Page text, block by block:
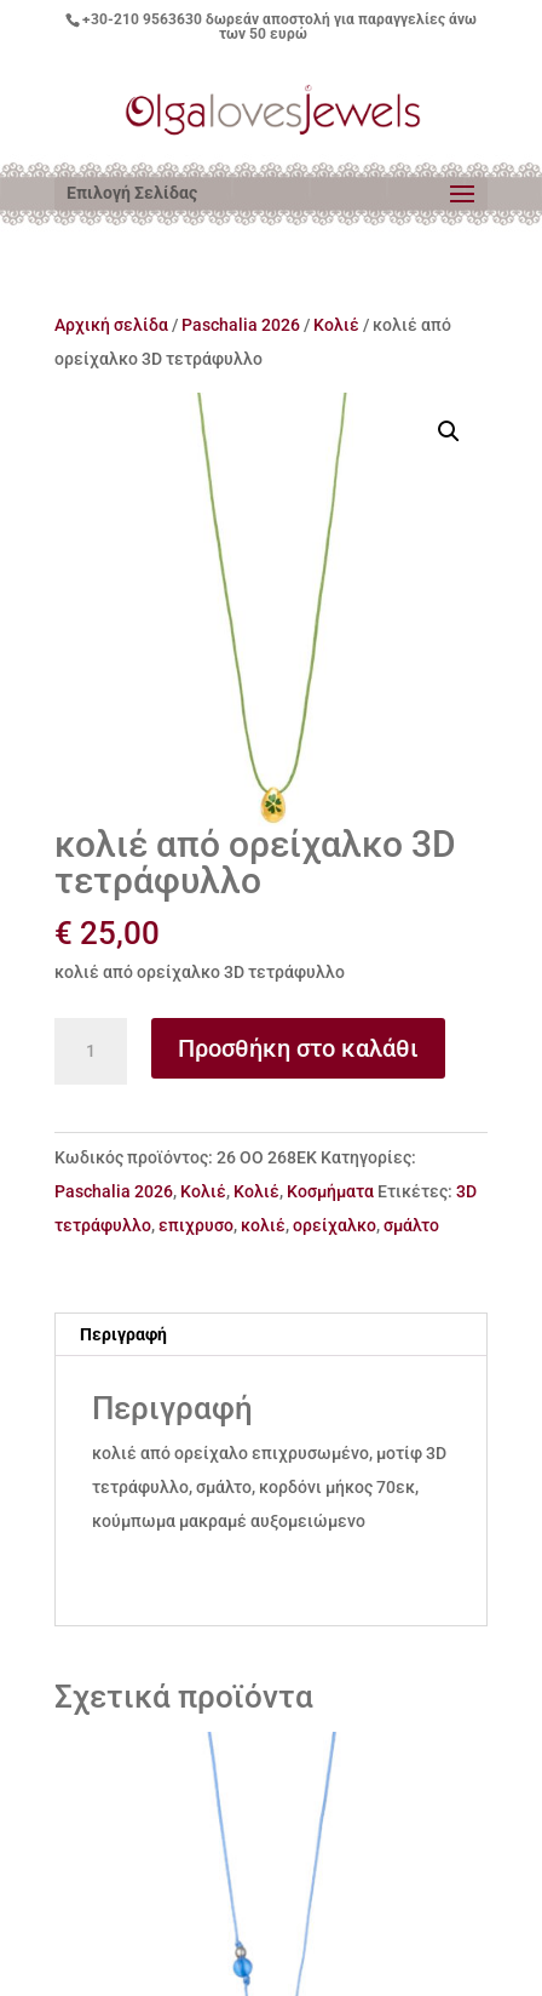
+30-210 9563630δωρεάν αποστολή για παραγγελίες άνω
των 50 ευρώ
Επιλογή Σελίδας
Αρχική σελίδα/ Paschalia 2026/ Κολιέ / κολιέ από
ορείχαλκο 3D τετράφυλλο
κολιέ από ορείχαλκο 3D
τετράφυλλο
€ 25,00
κολιέ από ορείχαλκο 3D τετράφυλλο
3D
τετράφυλλο
ποσότητα
Προσθήκη στο καλάθι
Κωδικός προϊόντος: 26 ΟΟ 268EΚ Κατηγορίες:
Paschalia 2026, Κολιέ, Κολιέ, Κοσμήματα Ετικέτες: 3D
τετράφυλλο,επιχρυσο, κολιέ,ορείχαλκο,σμάλτο
Περιγραφή
Περιγραφή
κολιέ από ορείχαλο επιχρυσωμένο, μοτίφ 3D
τετράφυλλο, σμάλτο, κορδόνι μήκος 70εκ,
κούμπωμα μακραμέ αυξομειώμενο
Σχετικά προϊόντα